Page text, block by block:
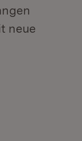
neue